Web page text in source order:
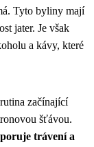
Tyto byliny mají
jater. Je však
a kávy, které
začínající
šťávou.
trávení a